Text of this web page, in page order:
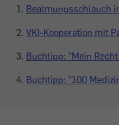
Beatmungsschlauch
VKI-Kooperation mit
Buchtipp: "Mein
Buchtipp: "100